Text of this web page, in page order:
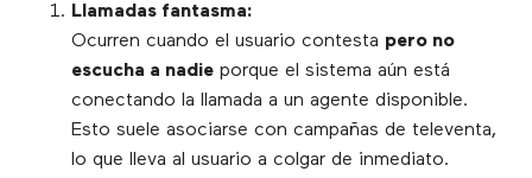
Llamadas fantasma:
Ocurren cuando el usuario contesta pero no
escucha a nadie porque el sistema aún está
conectando la llamada a un agente disponible.
Esto suele asociarse con campañas de televenta,
lo que lleva al usuario a colgar de inmediato.